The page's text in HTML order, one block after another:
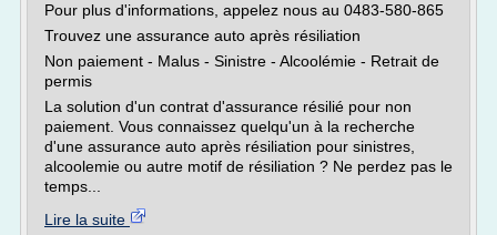
Pour plus d'informations, appelez nous au 0483-580-865
Trouvez une assurance auto après résiliation
Non paiement - Malus - Sinistre - Alcoolémie - Retrait de
permis
La solution d'un contrat d'assurance résilié pour non
paiement. Vous connaissez quelqu'un à la recherche
d'une assurance auto après résiliation pour sinistres,
alcoolemie ou autre motif de résiliation ? Ne perdez pas le
temps...
Lire la suite